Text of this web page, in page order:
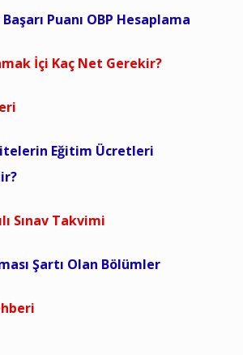
Puanı OBP Hesaplama
İçi Kaç Net Gerekir?
Eğitim Ücretleri
Sınav Takvimi
Şartı Olan Bölümler